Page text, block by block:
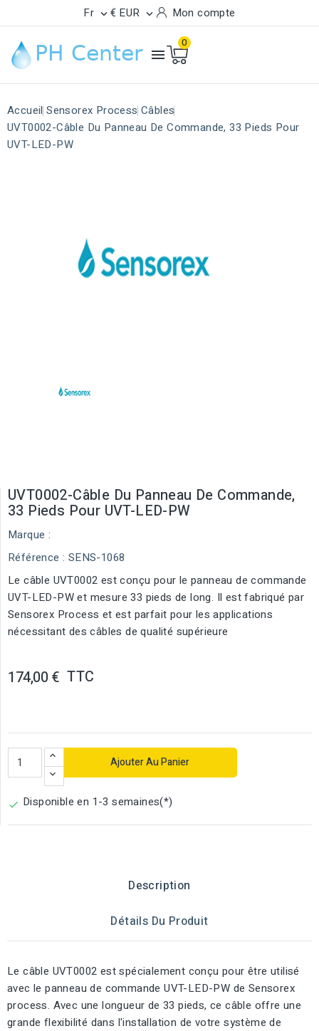
Fr  € EUR  Mon compte

0
Accueil Sensorex Process Câbles
UVT0002-Câble Du Panneau De Commande, 33 Pieds Pour
UVT-LED-PW
UVT0002-Câble Du Panneau De Commande,
33 Pieds Pour UVT-LED-PW
Marque :
Référence : SENS-1068
Le câble UVT0002 est conçu pour le panneau de commande
UVT-LED-PW et mesure 33 pieds de long. Il est fabriqué par
Sensorex Process et est parfait pour les applications
nécessitant des câbles de qualité supérieure
174,00 € TTC
Ajouter Au Panier
 Disponible en 1-3 semaines(*)
Description
Détails Du Produit
Le câble UVT0002 est spécialement conçu pour être utilisé
avec le panneau de commande UVT-LED-PW de Sensorex
process. Avec une longueur de 33 pieds, ce câble offre une
grande flexibilité dans l'installation de votre système de